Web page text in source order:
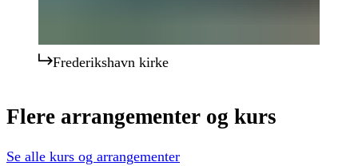
Frederikshavn kirke
Flere arrangementer og kurs
Se alle kurs og arrangementer